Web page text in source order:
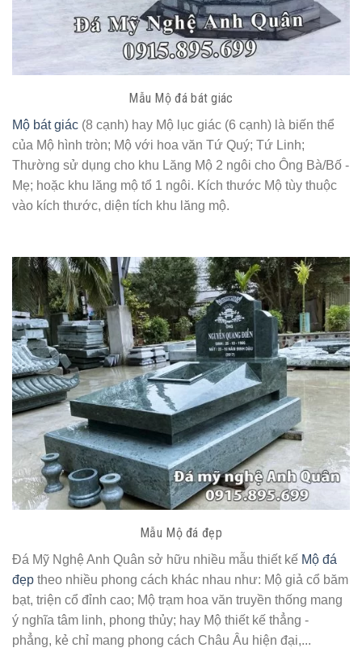
Mẫu Mộ đá bát giác
Mộ bát giác (8 cạnh) hay Mộ lục giác (6 cạnh) là biến thể
của Mộ hình tròn; Mộ với hoa văn Tứ Quý; Tứ Linh;
Thường sử dụng cho khu Lăng Mộ 2 ngôi cho Ông Bà/Bố -
Mẹ; hoặc khu lăng mộ tổ 1 ngôi. Kích thước Mộ tùy thuộc
vào kích thước, diện tích khu lăng mộ.
Mẫu Mộ đá đẹp
Đá Mỹ Nghệ Anh Quân sở hữu nhiều mẫu thiết kế Mộ đá
đẹp theo nhiều phong cách khác nhau như: Mộ giả cổ băm
bạt, triện cổ đỉnh cao; Mộ trạm hoa văn truyền thống mang
ý nghĩa tâm linh, phong thủy; hay Mộ thiết kế thẳng -
phẳng, kẻ chỉ mang phong cách Châu Âu hiện đại,...